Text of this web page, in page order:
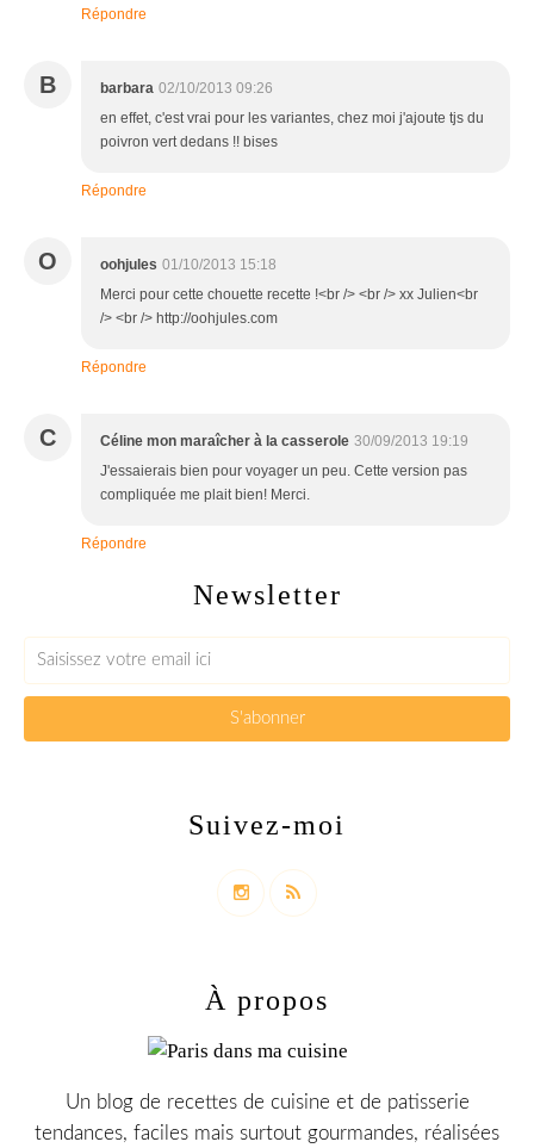
Répondre
B barbara 02/10/2013 09:26
en effet, c'est vrai pour les variantes, chez moi j'ajoute tjs du
poivron vert dedans !! bises
Répondre
O oohjules 01/10/2013 15:18
Merci pour cette chouette recette !<br /> <br /> xx Julien<br
/> <br /> http://oohjules.com
Répondre
C Céline mon maraîcher à la casserole 30/09/2013 19:19
J'essaierais bien pour voyager un peu. Cette version pas
compliquée me plait bien! Merci.
Répondre
Newsletter
Suivez-moi
À propos
Un blog de recettes de cuisine et de patisserie
tendances, faciles mais surtout gourmandes, réalisées